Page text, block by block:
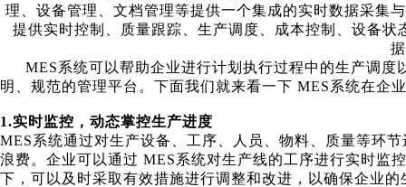
理、设备管理、文档管理等提供一个集成的实时数据采集
提供实时控制、质量跟踪、生产调度、成本控制、设备
MES系统可以帮助企业进行计划执行过程中的生产调
明、规范的管理平台。下面我们就来看一下 MES系统在企
1.实时监控，动态掌控生产进度
MES系统通过对生产设备、工序、人员、物料、质量等环
浪费。企业可以通过 MES系统对生产线的工序进行实时监
下，可以及时采取有效措施进行调整和改进，以确保企业